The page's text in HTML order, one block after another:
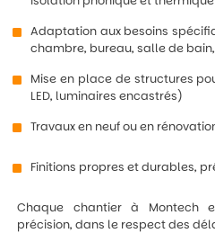
Adaptation aux besoins
chambre, bureau, salle de
Mise en place de structures
LED, luminaires encastrés)
Travaux en neuf ou en
Finitions propres et durables,
Chaque chantier à Montech
précision, dans le respect des